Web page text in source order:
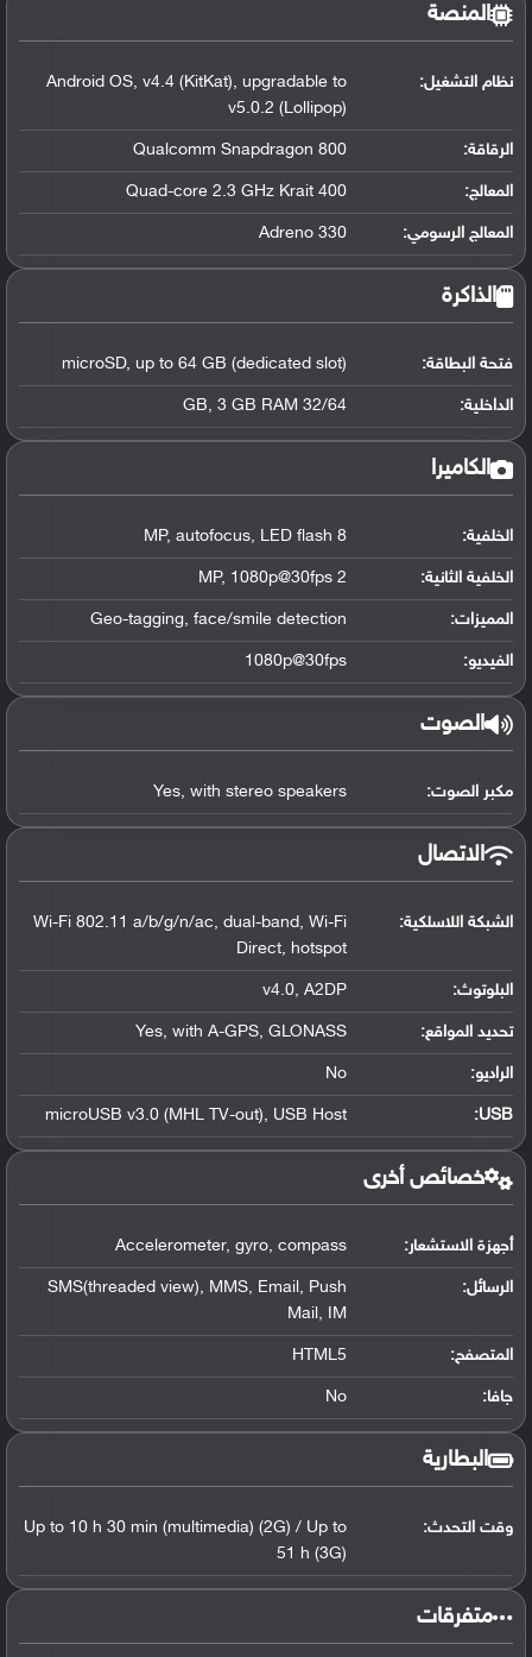
المنصة
نظام التشغيل:
Android OS, v4.4 (KitKat), upgradable to
v5.0.2 (Lollipop)
الرقاقة:
Qualcomm Snapdragon 800
المعالج:
Quad-core 2.3 GHz Krait 400
المعالج الرسومي:
Adreno 330
الذاكرة
فتحة البطاقة: microSD, up to 64 GB (dedicated slot)
الداخلية: 32/64 GB, 3 GB RAM
الكاميرا
الخلفية: 8 MP, autofocus, LED flash
الخلفية الثانية: 2 MP, 1080p@30fps
المميزات: Geo-tagging, face/smile detection
الفيديو: 1080p@30fps
الصوت
مكبر الصوت: Yes, with stereo speakers
الاتصال
الشبكة اللاسلكية:
Wi-Fi 802.11 a/b/g/n/ac, dual-band, Wi-Fi
Direct, hotspot
البلوتوث:
v4.0, A2DP
تحديد المواقع:
Yes, with A-GPS, GLONASS
الراديو: No
USB
:
microUSB v3.0 (MHL TV-out), USB Host
خصائص أخرى
أجهزة الاستشعار: Accelerometer, gyro, compass
الرسائل:
SMS(threaded view), MMS, Email, Push
Mail, IM
المتصفح: HTML5
جافا: No
البطارية
وقت التحدث:
Up to 10 h 30 min (multimedia) (2G) / Up to
51 h (3G)
‏متفرقات‏